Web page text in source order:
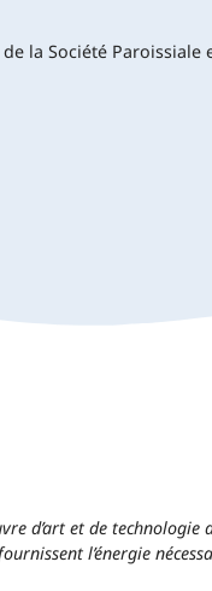
la Société Paroissiale
d’art et de
l’énergie